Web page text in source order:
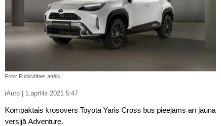
Foto: Publicitātes attēls
iAuto | 1.aprīlis 2021 5:47
Kompaktais krosovers Toyota Yaris Cross būs pieejams arī jaunā
versijā Adventure.